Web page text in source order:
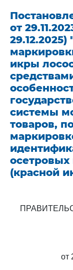
от
икры
системы
товаров,
(красной
от